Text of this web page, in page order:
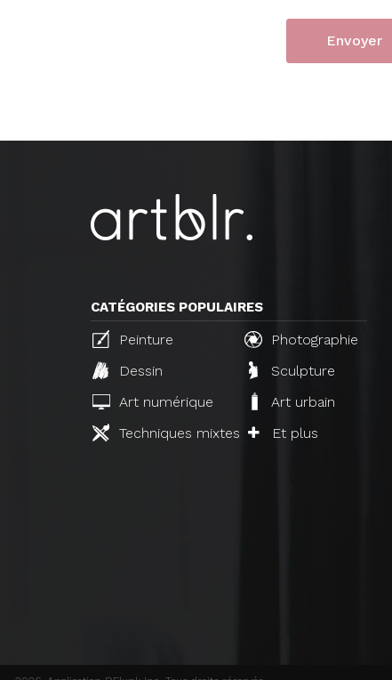
CATÉGORIES POPULAIRES
Peinture
Photographie
Dessin
Sculpture
Art numérique
Art urbain
Techniques mixtes
Et plus